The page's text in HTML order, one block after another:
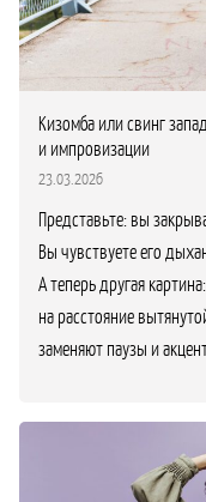
Кизомба или свинг
и импровизации
23.03.2026
Представьте: вы
Вы чувствуете его
А теперь другая
на расстояние
заменяют паузы и